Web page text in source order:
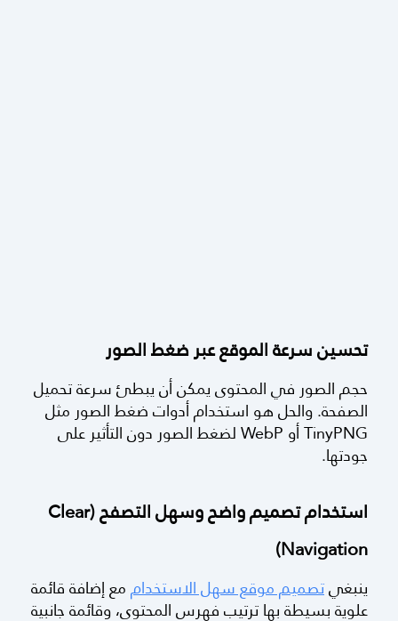
تحسين سرعة الموقع عبر ضغط الصور
حجم الصور في المحتوى يمكن أن يبطئ سرعة تحميل
الصفحة. والحل هو استخدام أدوات ضغط الصور مثل
جودتها.
Navigation)